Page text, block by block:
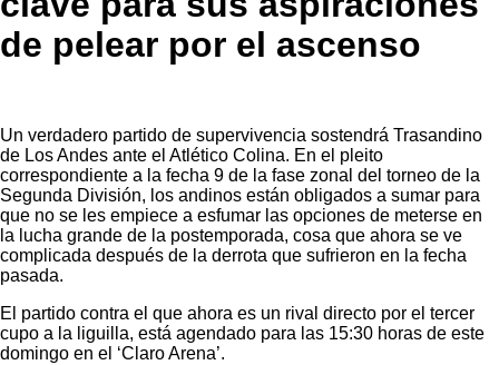
de pelear por el ascenso
Un verdadero partido de supervivencia sostendrá Trasandino
de Los Andes ante el Atlético Colina. En el pleito
correspondiente a la fecha 9 de la fase zonal del torneo de la
Segunda División, los andinos están obligados a sumar para
que no se les empiece a esfumar las opciones de meterse en
la lucha grande de la postemporada, cosa que ahora se ve
complicada después de la derrota que sufrieron en la fecha
pasada.
El partido contra el que ahora es un rival directo por el tercer
cupo a la liguilla, está agendado para las 15:30 horas de este
domingo en el ‘Claro Arena’.